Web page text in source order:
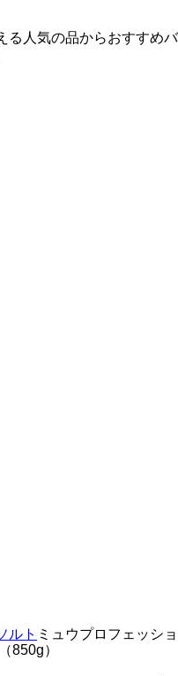
る人気の品からおすすめバ
ルト ミュウプロフェッショ
850g）